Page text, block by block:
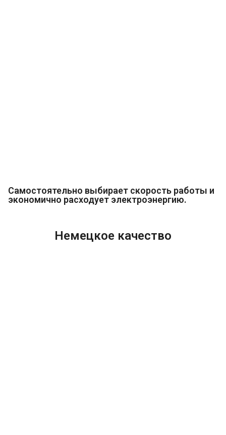
Самостоятельно выбирает скорость работы и
экономично расходует электроэнергию.
Немецкое качество